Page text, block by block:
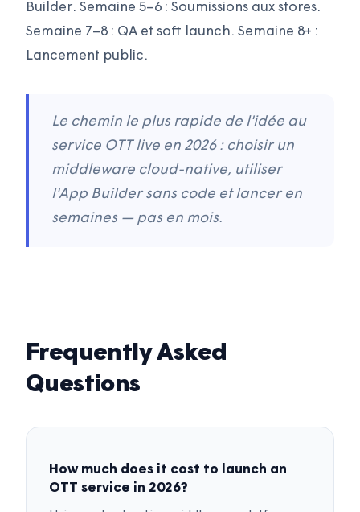
Builder. Semaine 5–6 : Soumissions aux stores.
Semaine 7–8 : QA et soft launch. Semaine 8+ :
Lancement public.
Le chemin le plus rapide de l'idée au
service OTT live en 2026 : choisir un
middleware cloud-native, utiliser
l'App Builder sans code et lancer en
semaines — pas en mois.
Frequently Asked
Questions
How much does it cost to launch an
OTT service in 2026?